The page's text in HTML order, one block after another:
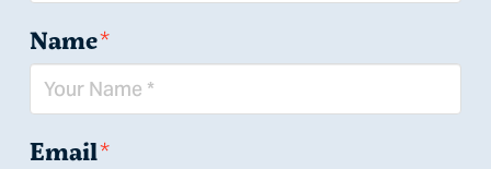
Name*
Email*